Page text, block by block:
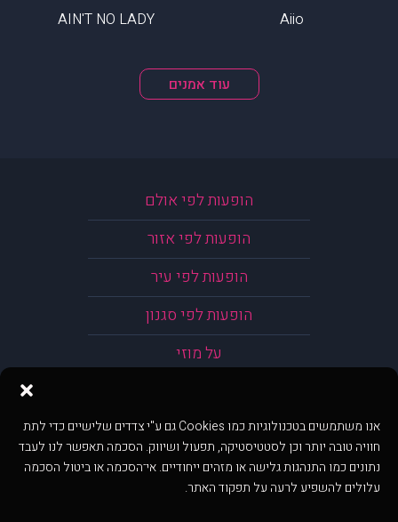
אנו משתמשים בטכנולוגיות כמו Cookies גם ע"י צדדים שלישיים כדי לתת
חוויה טובה יותר וכן לסטטיסטיקה, תפעול ושיווק. הסכמה תאפשר לנו לעבד
נתונים כמו התנהגות גלישה או מזהים ייחודיים. אי־הסכמה או ביטול הסכמה
עלולים להשפיע לרעה על תפקוד האתר.
Aiio
AIN'T NO LADY
עוד אמנים
הופעות לפי אולם
הופעות לפי אזור
הופעות לפי עיר
הופעות לפי סגנון
על מוזי